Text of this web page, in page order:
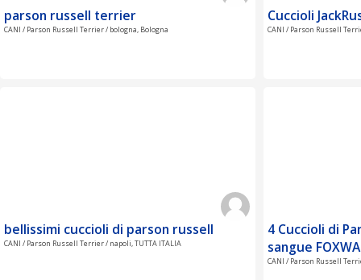
parson russell terrier
CANI / Parson Russell Terrier / bologna, Bologna
Cuccioli
CANI / Parson Russell
bellissimi cuccioli di parson russell
CANI / Parson Russell Terrier / napoli, TUTTA ITALIA
4 Cuccioli di
sangue
CANI / Parson Russell